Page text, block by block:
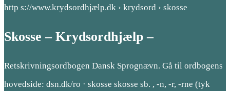
http s://www.krydsordhjælp.dk › krydsord › skosse
Skosse – Krydsordhjælp –
Retskrivningsordbogen Dansk Sprognævn. Gå til ordbogens
hovedside: dsn.dk/ro · skosse skosse sb. , -n, -r, -rne (tyk